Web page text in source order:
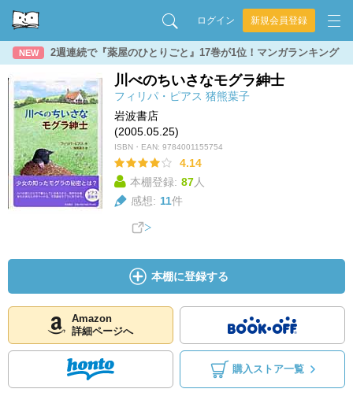
ログイン 新規会員登録
NEW 2週連続で『薬屋のひとりごと』17巻が1位！マンガランキング
川べのちいさなモグラ紳士
フィリパ・ピアス 猪熊葉子
岩波書店
(2005.05.25)
ISBN・EAN: 9784001155754
4.14
本棚登録: 87人
感想: 11件
本棚に登録する
Amazon
詳細ページへ
購入ストア一覧